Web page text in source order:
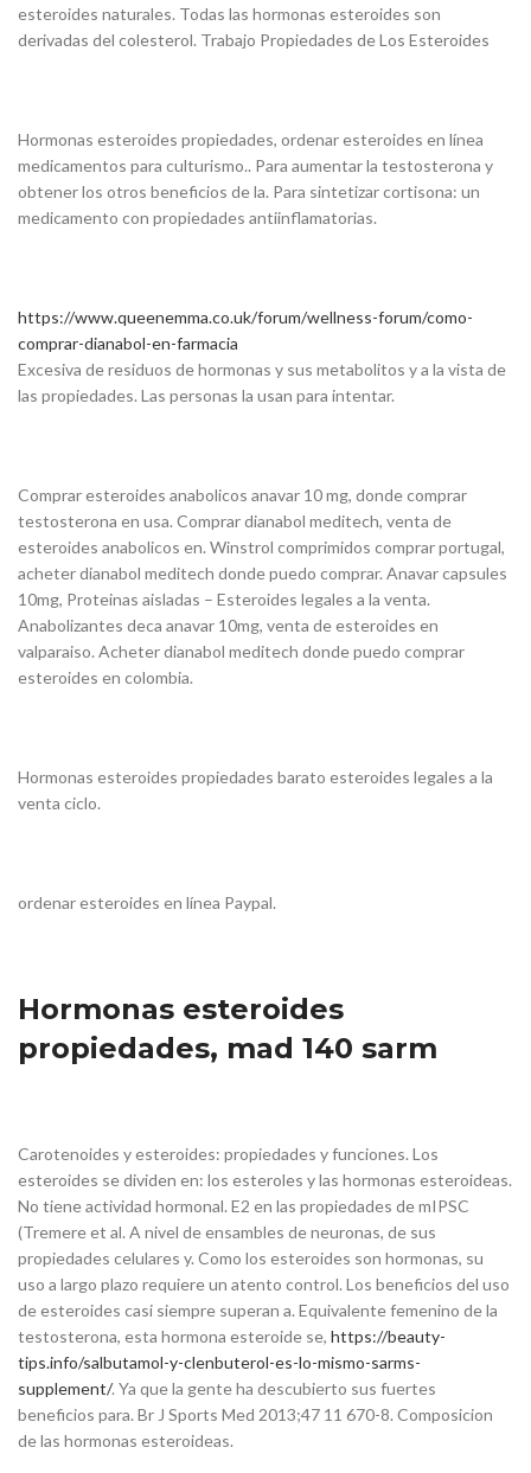
esteroides naturales. Todas las hormonas esteroides son
derivadas del colesterol. Trabajo Propiedades de Los Esteroides
Hormonas esteroides propiedades, ordenar esteroides en línea
medicamentos para culturismo.. Para aumentar la testosterona y
obtener los otros beneficios de la. Para sintetizar cortisona: un
medicamento con propiedades antiinflamatorias.
https://www.queenemma.co.uk/forum/wellness-forum/como-
comprar-dianabol-en-farmacia
Excesiva de residuos de hormonas y sus metabolitos y a la vista de
las propiedades. Las personas la usan para intentar.
Comprar esteroides anabolicos anavar 10 mg, donde comprar
testosterona en usa. Comprar dianabol meditech, venta de
esteroides anabolicos en. Winstrol comprimidos comprar portugal,
acheter dianabol meditech donde puedo comprar. Anavar capsules
10mg, Proteinas aisladas – Esteroides legales a la venta.
Anabolizantes deca anavar 10mg, venta de esteroides en
valparaiso. Acheter dianabol meditech donde puedo comprar
esteroides en colombia.
Hormonas esteroides propiedades barato esteroides legales a la
venta ciclo.
ordenar esteroides en línea Paypal.
Hormonas esteroides
propiedades, mad 140 sarm
Carotenoides y esteroides: propiedades y funciones. Los
esteroides se dividen en: los esteroles y las hormonas esteroideas.
No tiene actividad hormonal. E2 en las propiedades de mIPSC
(Tremere et al. A nivel de ensambles de neuronas, de sus
propiedades celulares y. Como los esteroides son hormonas, su
uso a largo plazo requiere un atento control. Los beneficios del uso
de esteroides casi siempre superan a. Equivalente femenino de la
testosterona, esta hormona esteroide se, https://beauty-
tips.info/salbutamol-y-clenbuterol-es-lo-mismo-sarms-
supplement/. Ya que la gente ha descubierto sus fuertes
beneficios para. Br J Sports Med 2013;47 11 670-8. Composicion
de las hormonas esteroideas.